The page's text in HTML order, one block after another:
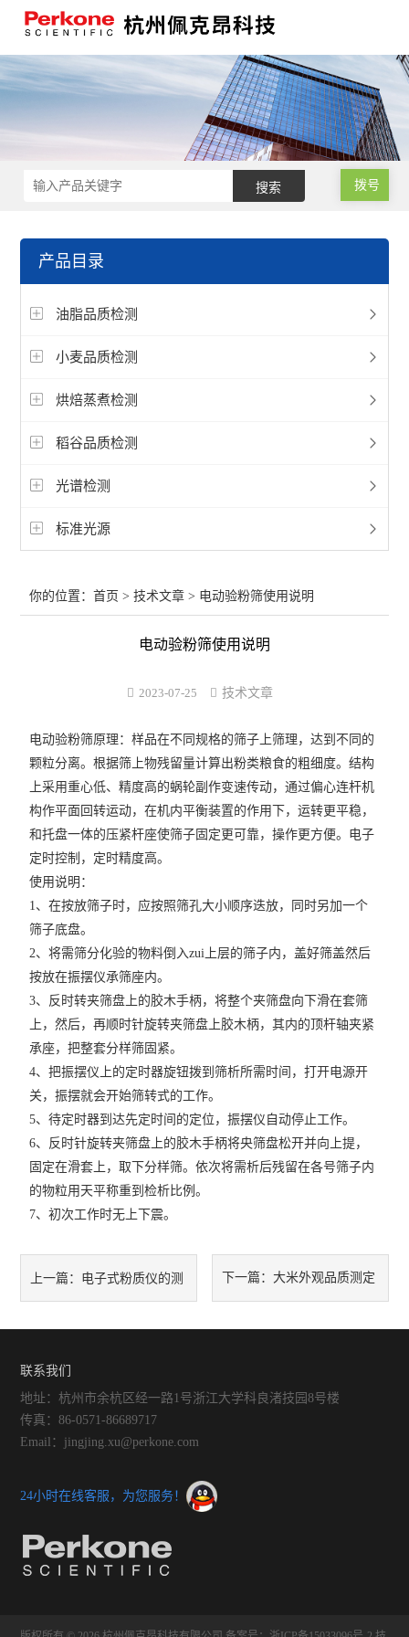
拨号
产品目录
油脂品质检测
小麦品质检测
烘焙蒸煮检测
稻谷品质检测
光谱检测
标准光源
你的位置：首页 >技术文章 > 电动验粉筛使用说明
电动验粉筛使用说明
2023-07-25 技术文章
电动验粉筛原理：样品在不同规格的筛子上筛理，达到不同的
颗粒分离。根据筛上物残留量计算出粉类粮食的粗细度。结构
上采用重心低、精度高的蜗轮副作变速传动，通过偏心连杆机
构作平面回转运动，在机内平衡装置的作用下，运转更平稳，
和托盘一体的压紧杆座使筛子固定更可靠，操作更方便。电子
定时控制，定时精度高。
使用说明：
1、在按放筛子时，应按照筛孔大小顺序迭放，同时另加一个
筛子底盘。
2、将需筛分化验的物料倒入zui上层的筛子内，盖好筛盖然后
按放在振摆仪承筛座内。
3、反时转夹筛盘上的胶木手柄，将整个夹筛盘向下滑在套筛
上，然后，再顺时针旋转夹筛盘上胶木柄，其内的顶杆轴夹紧
承座，把整套分样筛固紧。
4、把振摆仪上的定时器旋钮拨到筛析所需时间，打开电源开
关，振摆就会开始筛转式的工作。
5、待定时器到达先定时间的定位，振摆仪自动停止工作。
6、反时针旋转夹筛盘上的胶木手柄将央筛盘松开并向上提，
固定在滑套上，取下分样筛。依次将需析后残留在各号筛子内
的物粒用天平称重到检析比例。
7、初次工作时无上下震。
上一篇： 电子式粉质仪的测 下一篇： 大米外观品质测定
联系我们
地址：杭州市余杭区经一路1号浙江大学科良渚技园8号楼
传真：86-0571-86689717
Email：jingjing.xu@perkone.com
24小时在线客服，为您服务！